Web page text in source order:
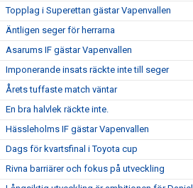
Topplag i Superettan gästar Vapenvallen
Äntligen seger för herrarna
Asarums IF gästar Vapenvallen
Imponerande insats räckte inte till seger
Årets tuffaste match väntar
En bra halvlek räckte inte.
Hässleholms IF gästar Vapenvallen
Dags för kvartsfinal i Toyota cup
Rivna barriärer och fokus på utveckling